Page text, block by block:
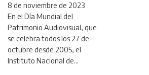
8 de noviembre de 2023
En el Día Mundial del
Patrimonio Audiovisual, que
se celebra todos los 27 de
octubre desde 2005, el
Instituto Nacional de…